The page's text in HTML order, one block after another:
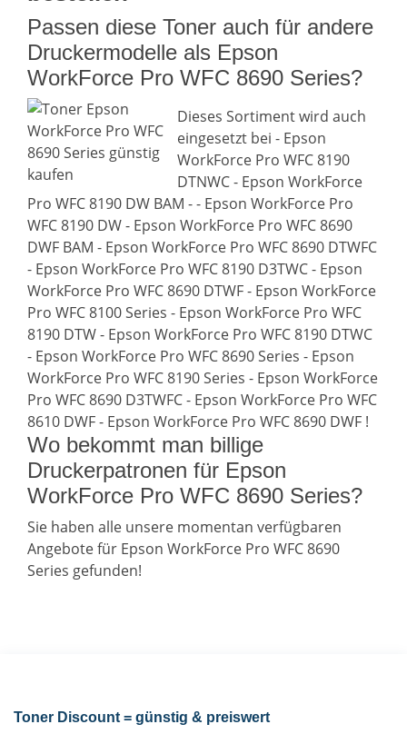
Passen diese Toner auch für andere
Druckermodelle als Epson
WorkForce Pro WFC 8690 Series?
Dieses Sortiment wird auch
eingesetzt bei - Epson
WorkForce Pro WFC 8190
DTNWC - Epson WorkForce
Pro WFC 8190 DW BAM - - Epson WorkForce Pro
WFC 8190 DW - Epson WorkForce Pro WFC 8690
DWF BAM - Epson WorkForce Pro WFC 8690 DTWFC
- Epson WorkForce Pro WFC 8190 D3TWC - Epson
WorkForce Pro WFC 8690 DTWF - Epson WorkForce
Pro WFC 8100 Series - Epson WorkForce Pro WFC
8190 DTW - Epson WorkForce Pro WFC 8190 DTWC
- Epson WorkForce Pro WFC 8690 Series - Epson
WorkForce Pro WFC 8190 Series - Epson WorkForce
Pro WFC 8690 D3TWFC - Epson WorkForce Pro WFC
8610 DWF - Epson WorkForce Pro WFC 8690 DWF !
Wo bekommt man billige
Druckerpatronen für Epson
WorkForce Pro WFC 8690 Series?
Sie haben alle unsere momentan verfügbaren
Angebote für Epson WorkForce Pro WFC 8690
Series gefunden!
Toner Discount = günstig & preiswert